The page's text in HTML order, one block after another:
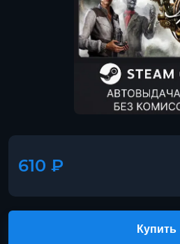
610 ₽
Купить